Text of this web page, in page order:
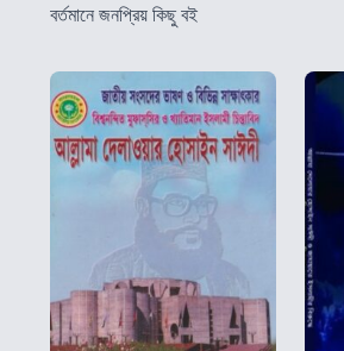
বর্তমানে জনপ্রিয় কিছু বই